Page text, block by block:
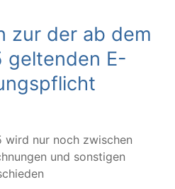
zur der ab dem
geltenden E-
wird nur noch zwischen
und sonstigen